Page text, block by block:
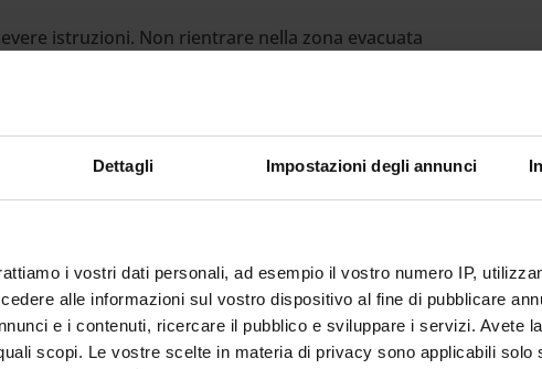
Dettagli Impostazioni degli annunci
i vostri dati personali, ad esempio il vostro numero IP,
alle informazioni sul vostro dispositivo al fine di pubblicare
e i contenuti, ricercare il pubblico e sviluppare i servizi. Avete
scopi. Le vostre scelte in materia di privacy sono applicabili solo
istruzioni. Non rientrare nella zona evacuata
da parte del coordinatore dell’emergenza.
la portineria/accoglienza.
tenendo presente quanto segue: in caso
scappare ai piani superiori di un edificio;
covare un incendio e quindi potrebbe esservi